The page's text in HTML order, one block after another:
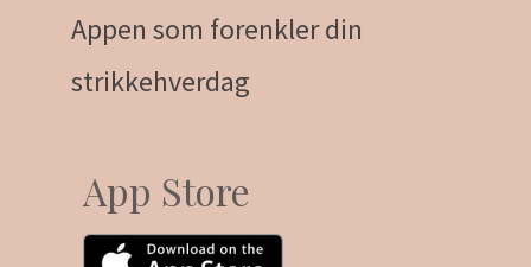
Appen som forenkler din
strikkehverdag
App Store